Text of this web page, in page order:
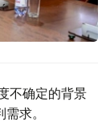
不确定的背景
求。